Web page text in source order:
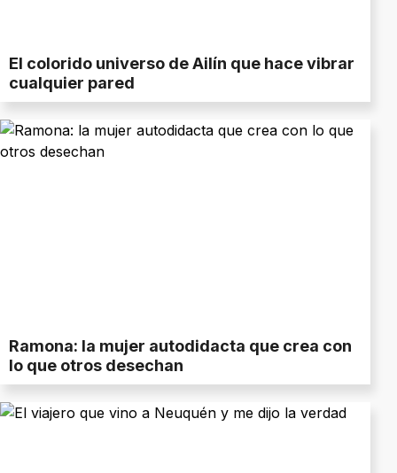
El colorido universo de Ailín que hace vibrar
cualquier pared
Ramona: la mujer autodidacta que crea con
lo que otros desechan